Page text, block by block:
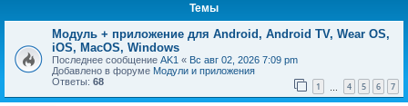
Темы
Модуль + приложение для Android, Android TV, Wear OS,
iOS, MacOS, Windows
Последнее сообщение AK1 « Вс авг 02, 2026 7:09 pm
Добавлено в форуме Модули и приложения
Ответы: 68 1 4 5 6 7